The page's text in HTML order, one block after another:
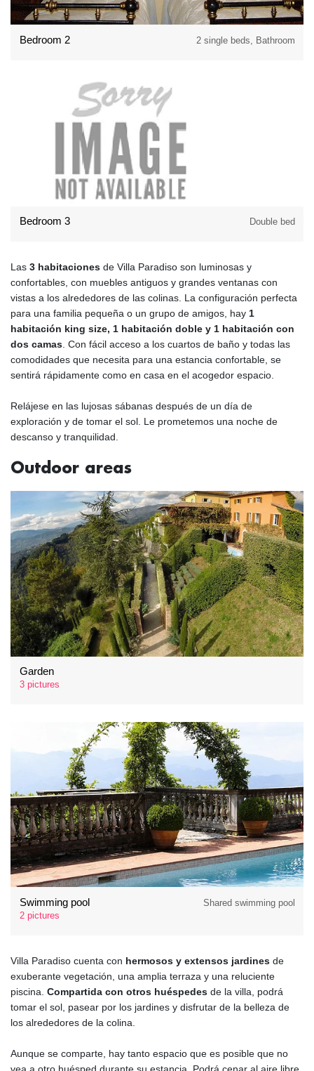
Bedroom 2 2 single beds, Bathroom
Bedroom 3 Double bed
Las 3 habitaciones de Villa Paradiso son luminosas y
confortables, con muebles antiguos y grandes ventanas con
vistas a los alrededores de las colinas. La configuración perfecta
para una familia pequeña o un grupo de amigos, hay 1
habitación king size, 1 habitación doble y 1 habitación con
dos camas. Con fácil acceso a los cuartos de baño y todas las
comodidades que necesita para una estancia confortable, se
sentirá rápidamente como en casa en el acogedor espacio.
Relájese en las lujosas sábanas después de un día de
exploración y de tomar el sol. Le prometemos una noche de
descanso y tranquilidad.
Outdoor areas
Garden
3 pictures
Swimming pool
2 pictures
Shared swimming pool
Villa Paradiso cuenta con hermosos y extensos jardines de
exuberante vegetación, una amplia terraza y una reluciente
piscina. Compartida con otros huéspedes de la villa, podrá
tomar el sol, pasear por los jardines y disfrutar de la belleza de
los alrededores de la colina.
Aunque se comparte, hay tanto espacio que es posible que no
vea a otro huésped durante su estancia. Podrá cenar al aire libre,